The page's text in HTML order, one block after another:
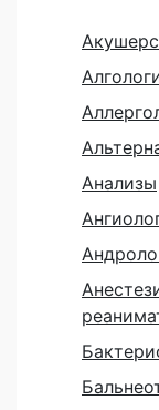
Анализы